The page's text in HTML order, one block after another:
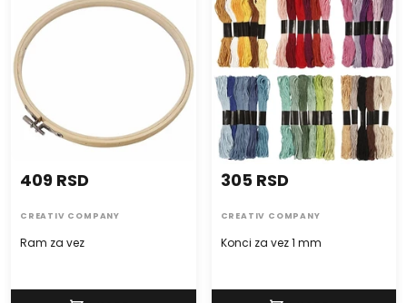
Ram za vez
409 RSD
CREATIV COMPANY
Konci za vez 1 mm
305 RSD
CREATIV COMPANY